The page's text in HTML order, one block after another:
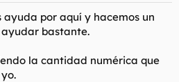
ayuda por aquí y hacemos un
bastante.
la cantidad numérica que